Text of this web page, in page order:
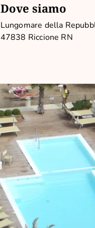
Dove siamo
Lungomare della
47838 Riccione RN